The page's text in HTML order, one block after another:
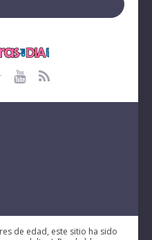
de edad, este sitio ha sido